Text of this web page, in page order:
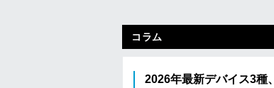
コラム
2026年最新デバイス3種、